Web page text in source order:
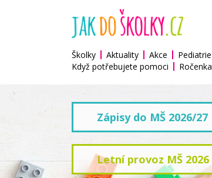
Školky Aktuality Akce Pediatrie
Když potřebujete pomoci
Ročenka
Zápisy do MŠ 2026/27
Letní provoz MŠ 2026